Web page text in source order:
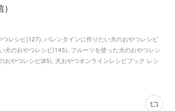
つレシピ(127) バレンタインに作りたい犬のおやつレシピ
犬のおやつレシピ(145) フルーツを使った犬のおやつレシ
おやつレシピ(85) 犬おやつオンラインレシピブック レシ